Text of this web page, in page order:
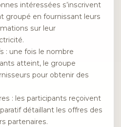
intéressées s’inscrivent
groupé en fournissant leurs
sur leur
: une fois le nombre
atteint, le groupe
pour obtenir des
: les participants reçoivent
détaillant les offres des
partenaires.